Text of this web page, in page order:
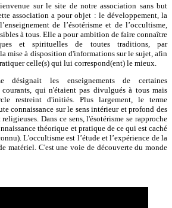
sur le site de notre association sans but
association a pour objet : le développement, la
de l’ésotérisme et de l’occultisme,
à tous. Elle a pour ambition de faire connaître
et spirituelles de toutes traditions, par
mise à disposition d'informations sur le sujet, afin
celle(s) qui lui correspond(ent) le mieux.
désignait les enseignements de certaines
qui n'étaient pas divulgués à tous mais
restreint d'initiés. Plus largement, le terme
connaissance sur le sens intérieur et profond des
Dans ce sens, l'ésotérisme se rapproche
théorique et pratique de ce qui est caché
L'occultisme est l’étude et l’expérience de la
matériel. C'est une voie de découverte du monde